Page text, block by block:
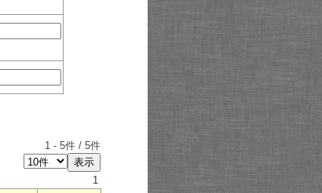
1 - 5件 / 5件
1